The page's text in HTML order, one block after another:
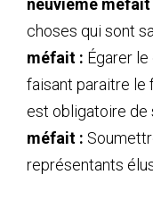
neuvième méfait
choses qui sont
méfait : Égarer
faisant paraitre le
est obligatoire de
méfait :
représentants